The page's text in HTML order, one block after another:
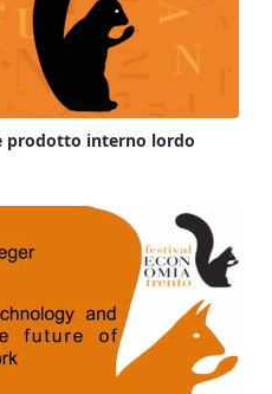
prodotto interno lordo